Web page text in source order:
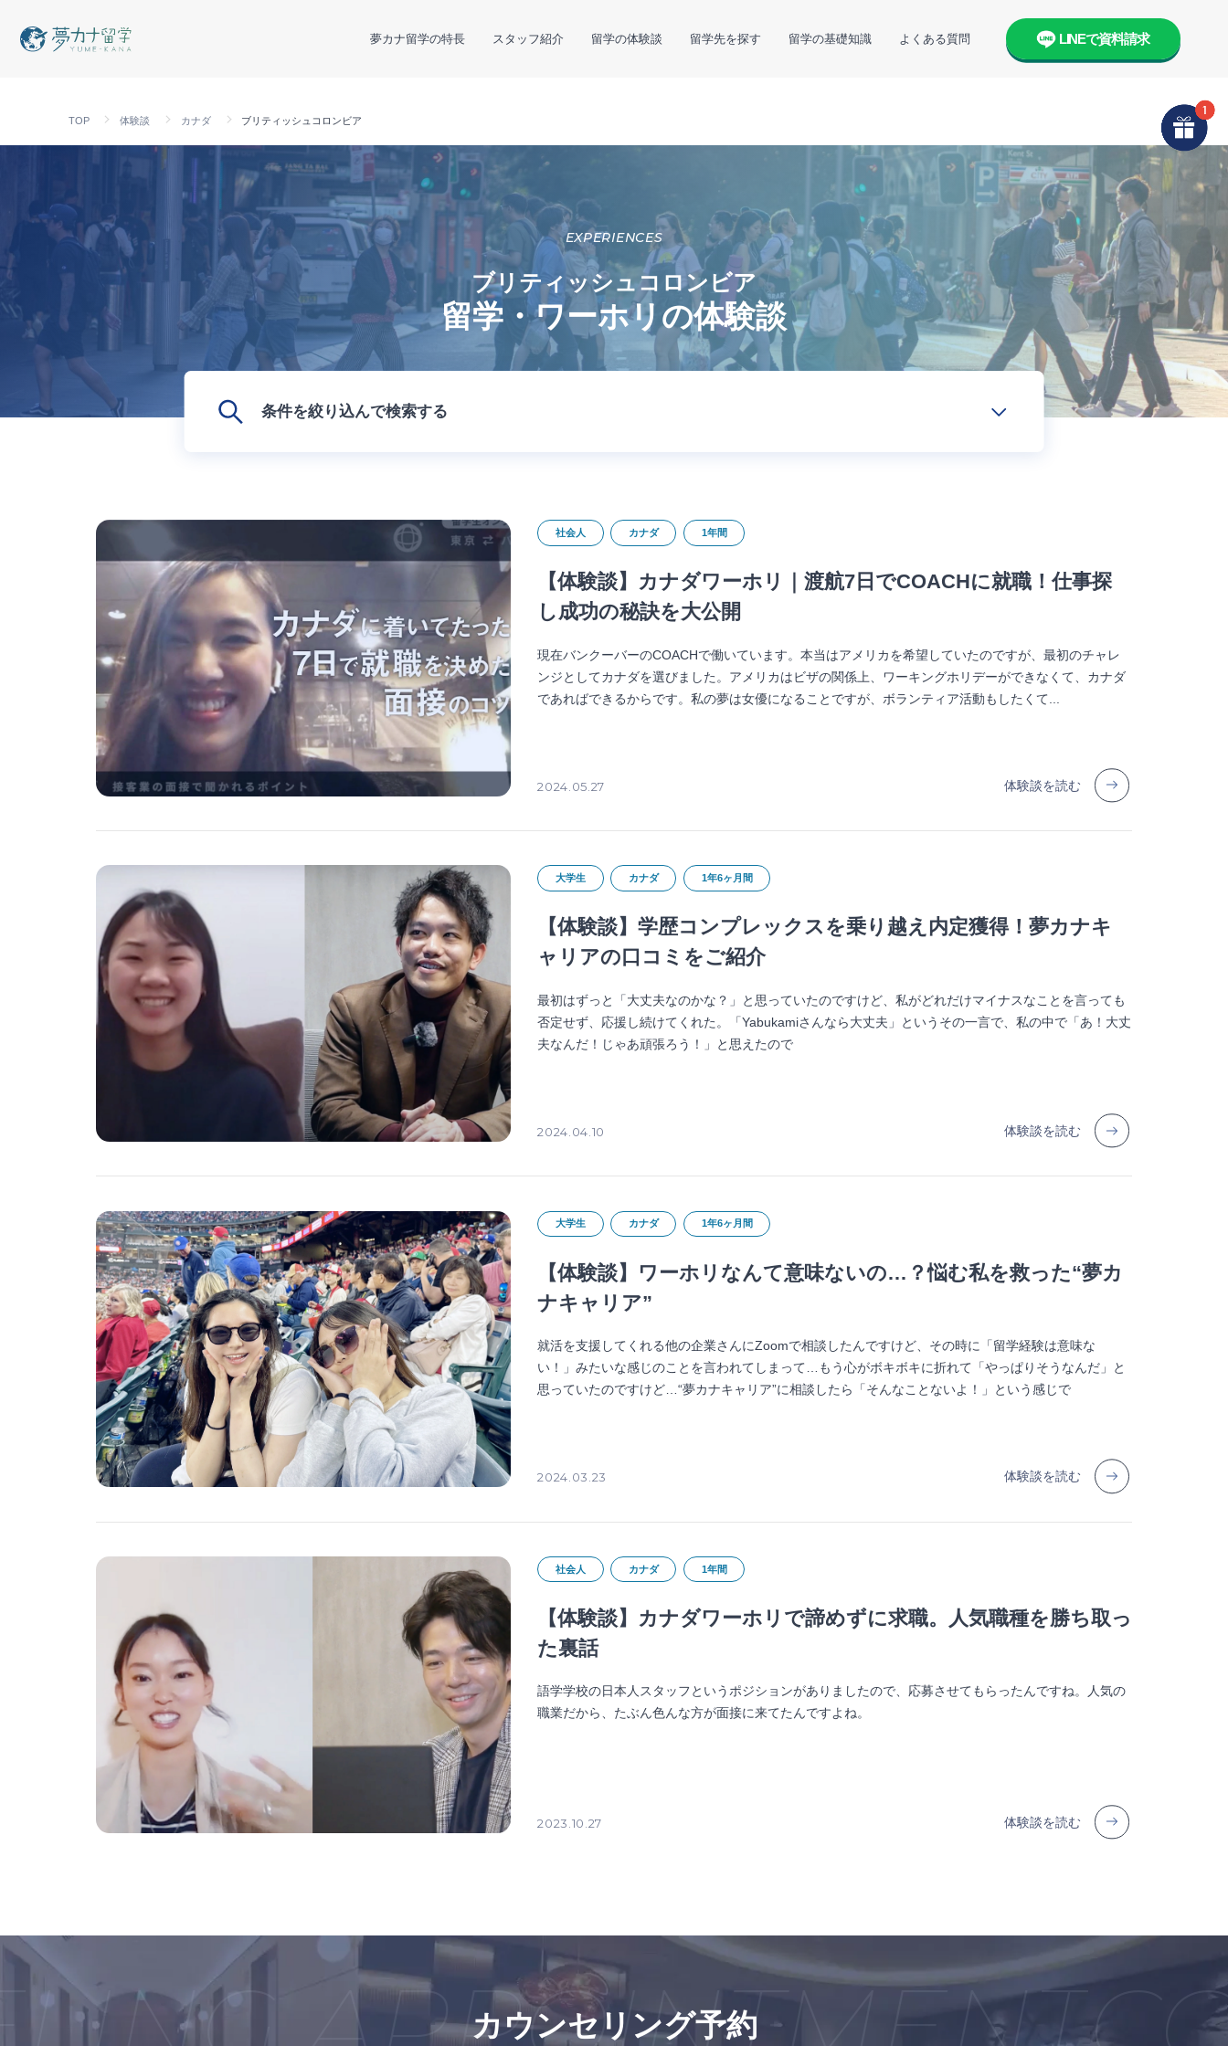
夢カナ留学の特長 スタッフ紹介 留学の体験談 留学先を探す 留学の基礎知識 よくある質問 LINEで資料請求
TOP 体験談 カナダ ブリティッシュコロンビア
EXPERIENCES
ブリティッシュコロンビア
留学・ワーホリの体験談
条件を絞り込んで検索する
社会人 カナダ 1年間
【体験談】カナダワーホリ｜渡航7日でCOACHに就職！仕事探
し成功の秘訣を大公開
現在バンクーバーのCOACHで働いています。本当はアメリカを希望していたのですが、最初のチャレ
ンジとしてカナダを選びました。アメリカはビザの関係上、ワーキングホリデーができなくて、カナダ
であればできるからです。私の夢は女優になることですが、ボランティア活動もしたくて...
2024.05.27 体験談を読む
大学生 カナダ 1年6ヶ月間
【体験談】学歴コンプレックスを乗り越え内定獲得！夢カナキ
ャリアの口コミをご紹介
最初はずっと「大丈夫なのかな？」と思っていたのですけど、私がどれだけマイナスなことを言っても
否定せず、応援し続けてくれた。「Yabukamiさんなら大丈夫」というその一言で、私の中で「あ！大丈
夫なんだ！じゃあ頑張ろう！」と思えたので
2024.04.10 体験談を読む
大学生 カナダ 1年6ヶ月間
【体験談】ワーホリなんて意味ないの…？悩む私を救った“夢カ
ナキャリア”
就活を支援してくれる他の企業さんにZoomで相談したんですけど、その時に「留学経験は意味な
い！」みたいな感じのことを言われてしまって…もう心がボキボキに折れて「やっぱりそうなんだ」と
思っていたのですけど…“夢カナキャリア”に相談したら「そんなことないよ！」という感じで
2024.03.23 体験談を読む
社会人 カナダ 1年間
【体験談】カナダワーホリで諦めずに求職。人気職種を勝ち取っ
た裏話
語学学校の日本人スタッフというポジションがありましたので、応募させてもらったんですね。人気の
職業だから、たぶん色んな方が面接に来てたんですよね。
2023.10.27 体験談を読む
カウンセリング予約